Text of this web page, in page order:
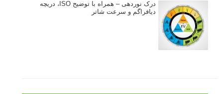
درک نوردهی – همراه با توضیح ISO، دریچه
دیافراگم و سرعت شاتر